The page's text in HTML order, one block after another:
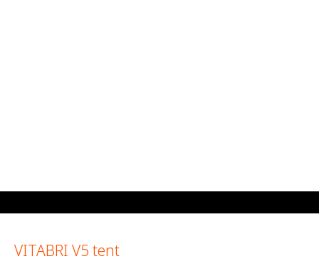
VITABRI V5 tent